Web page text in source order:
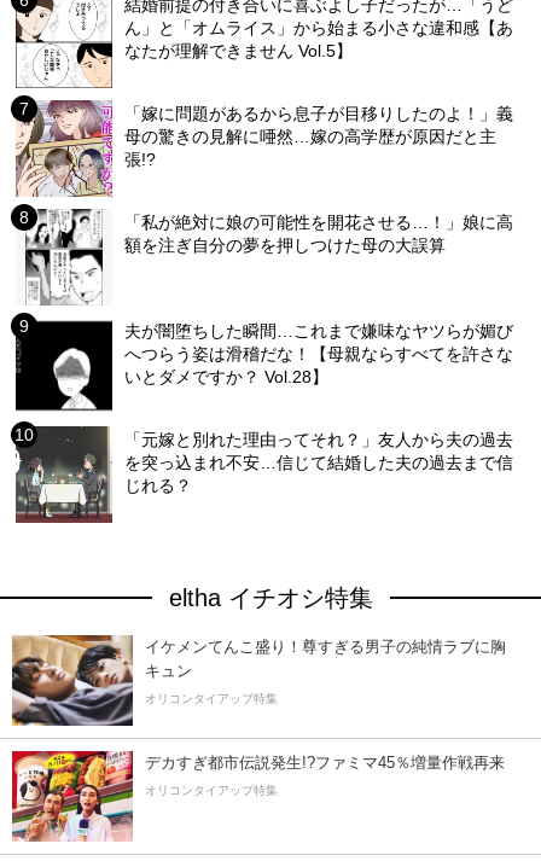
結婚前提の付き合いに喜ぶよし子だったが…「うど
ん」と「オムライス」から始まる小さな違和感【あ
なたが理解できません Vol.5】
「嫁に問題があるから息子が目移りしたのよ！」義
母の驚きの見解に唖然…嫁の高学歴が原因だと主
張!?
「私が絶対に娘の可能性を開花させる…！」娘に高
額を注ぎ自分の夢を押しつけた母の大誤算
夫が闇堕ちした瞬間…これまで嫌味なヤツらが媚び
へつらう姿は滑稽だな！【母親ならすべてを許さな
いとダメですか？ Vol.28】
「元嫁と別れた理由ってそれ？」友人から夫の過去
を突っ込まれ不安…信じて結婚した夫の過去まで信
じれる？
eltha イチオシ特集
イケメンてんこ盛り！尊すぎる男子の純情ラブに胸
キュン
オリコンタイアップ特集
デカすぎ都市伝説発生!?ファミマ45％増量作戦再来
オリコンタイアップ特集